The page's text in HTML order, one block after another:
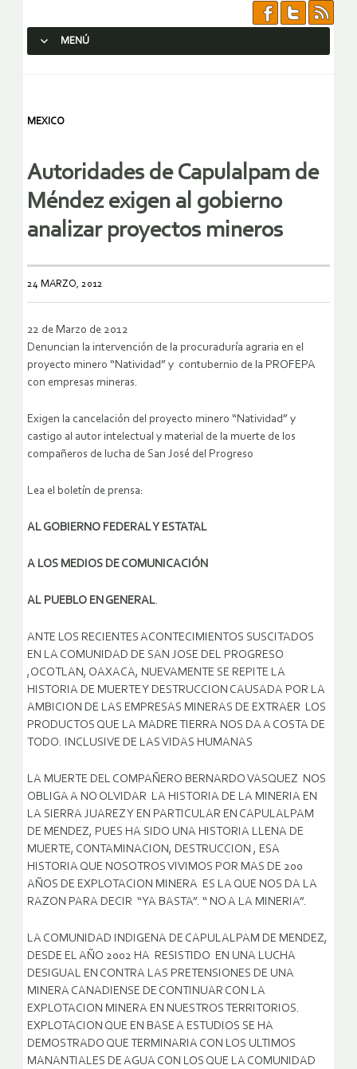
MENÚ
MEXICO
Autoridades de Capulalpam de
Méndez exigen al gobierno
analizar proyectos mineros
24 MARZO, 2012
22 de Marzo de 2012
Denuncian la intervención de la procuraduría agraria en el
proyecto minero “Natividad” y contubernio de la PROFEPA
con empresas mineras.
Exigen la cancelación del proyecto minero “Natividad” y
castigo al autor intelectual y material de la muerte de los
compañeros de lucha de San José del Progreso
Lea el boletín de prensa:
AL GOBIERNO FEDERAL Y ESTATAL
A LOS MEDIOS DE COMUNICACIÓN
AL PUEBLO EN GENERAL.
ANTE LOS RECIENTES ACONTECIMIENTOS SUSCITADOS
EN LA COMUNIDAD DE SAN JOSE DEL PROGRESO
,OCOTLAN, OAXACA, NUEVAMENTE SE REPITE LA
HISTORIA DE MUERTE Y DESTRUCCION CAUSADA POR LA
AMBICION DE LAS EMPRESAS MINERAS DE EXTRAER LOS
PRODUCTOS QUE LA MADRE TIERRA NOS DA A COSTA DE
TODO. INCLUSIVE DE LAS VIDAS HUMANAS
LA MUERTE DEL COMPAÑERO BERNARDO VASQUEZ NOS
OBLIGA A NO OLVIDAR LA HISTORIA DE LA MINERIA EN
LA SIERRA JUAREZ Y EN PARTICULAR EN CAPULALPAM
DE MENDEZ, PUES HA SIDO UNA HISTORIA LLENA DE
MUERTE, CONTAMINACION, DESTRUCCION , ESA
HISTORIA QUE NOSOTROS VIVIMOS POR MAS DE 200
AÑOS DE EXPLOTACION MINERA ES LA QUE NOS DA LA
RAZON PARA DECIR “YA BASTA”. “ NO A LA MINERIA”.
LA COMUNIDAD INDIGENA DE CAPULALPAM DE MENDEZ,
DESDE EL AÑO 2002 HA RESISTIDO EN UNA LUCHA
DESIGUAL EN CONTRA LAS PRETENSIONES DE UNA
MINERA CANADIENSE DE CONTINUAR CON LA
EXPLOTACION MINERA EN NUESTROS TERRITORIOS.
EXPLOTACION QUE EN BASE A ESTUDIOS SE HA
DEMOSTRADO QUE TERMINARIA CON LOS ULTIMOS
MANANTIALES DE AGUA CON LOS QUE LA COMUNIDAD